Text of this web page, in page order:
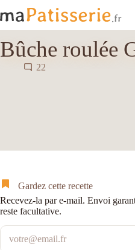
au
Bûche roulée
22
Gardez cette recette
Recevez-la par e-mail. Envoi
reste facultative.